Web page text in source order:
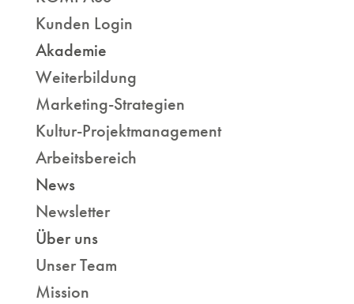
Kunden Login
Akademie
Weiterbildung
Marketing-Strategien
Kultur-Projektmanagement
Arbeitsbereich
News
Newsletter
Über uns
Unser Team
Mission